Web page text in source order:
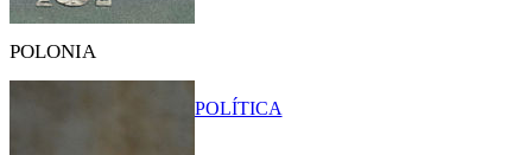
POLONIA
POLÍTICA